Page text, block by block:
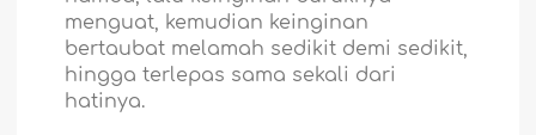
menguat, kemudian keinginan
bertaubat melamah sedikit demi sedikit,
hingga terlepas sama sekali dari
hatinya.